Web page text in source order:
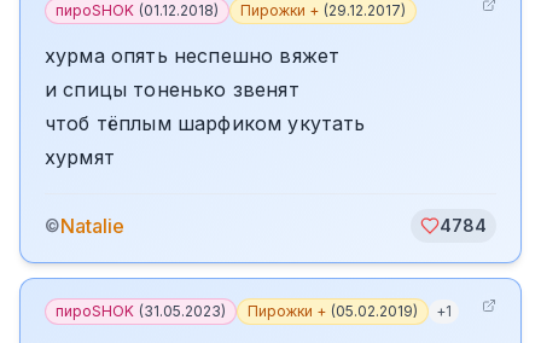
пироSHOK (01.12.2018) Пирожки + (29.12.2017)
хурма опять неспешно вяжет
и спицы тоненько звенят
чтоб тёплым шарфиком укутать
хурмят
©Natalie 4784
пироSHOK (31.05.2023) Пирожки + (05.02.2019) +1